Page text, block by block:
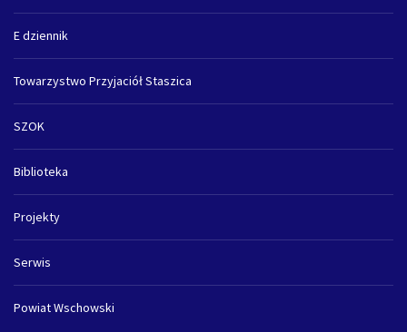
E dziennik
Towarzystwo Przyjaciół Staszica
SZOK
Biblioteka
Projekty
Serwis
Powiat Wschowski